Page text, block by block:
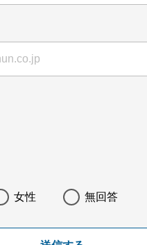
女性 無回答